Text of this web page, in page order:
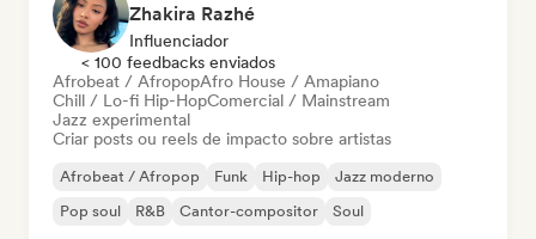
Zhakira Razhé
Influenciador
< 100 feedbacks enviados
Afrobeat / AfropopAfro House / Amapiano
Chill / Lo-fi Hip-HopComercial / Mainstream
Jazz experimental
Criar posts ou reels de impacto sobre artistas
Afrobeat / Afropop Funk Hip-hop
Jazz moderno
Pop soul
R&B Cantor-compositor Soul